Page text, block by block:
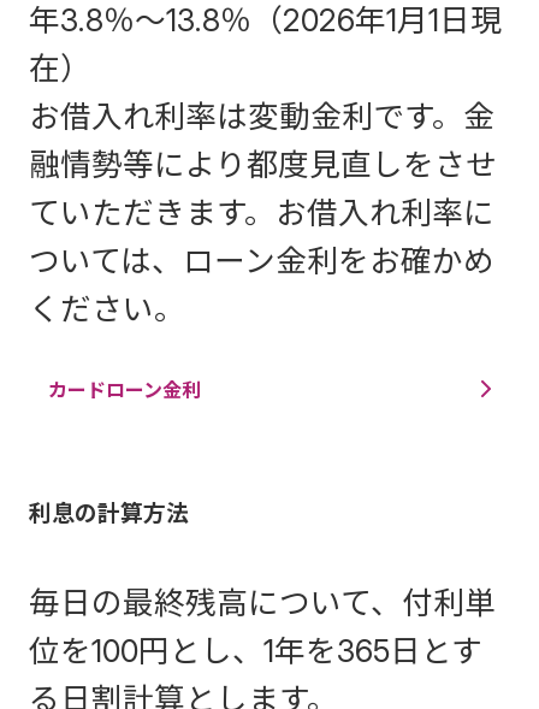
年3.8％～13.8％（2026年1月1日現
在）
お借入れ利率は変動金利です。金
融情勢等により都度見直しをさせ
ていただきます。お借入れ利率に
ついては、ローン金利をお確かめ
ください。
カードローン金利
利息の計算方法
毎日の最終残高について、付利単
位を100円とし、1年を365日とす
る日割計算とします。